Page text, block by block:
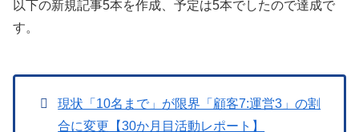
以下の新規記事5本を作成、予定は5本でしたので達成で
す。
現状「10名まで」が限界「顧客7:運営3」の割
合に変更【30か月目活動レポート】